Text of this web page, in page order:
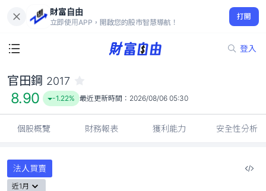
財富自由
立即使用APP，開啟您的股市智慧導航！
打開
登入
8.90
-1.22%
官田鋼 2017
8.90 -1.22% 最近更新時間： 2026/08/06 05:30
個股概覽 財務報表 獲利能力 安全性分析
法人買賣
近1月